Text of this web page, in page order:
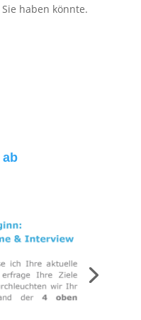
haben könnte.